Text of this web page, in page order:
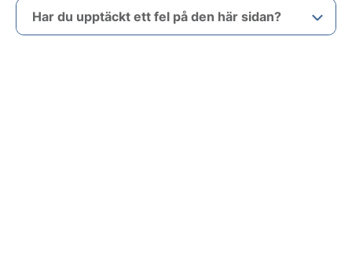
Har du upptäckt ett fel på den här sidan?